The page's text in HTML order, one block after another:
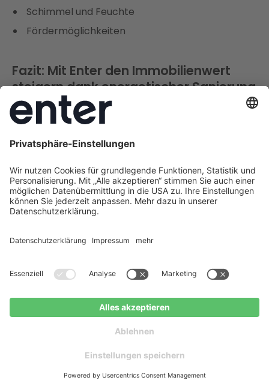
Jetzt kostenlos beraten
Kostenloser
Schimmel und Feuchte
Fördermöglichkeiten
Fazit: Mit Enter den Immobilienwert
steigern dank energetischer Sanierung
Zusammenfassend lässt sich sagen, dass in Zeiten
sinkender Immobilienpreise, insbesondere für
ältere Gebäude, eineenergetische Sanierung
Deutschlands größter Energieberater mit über
37.000 erfolgreichen Projekten – unterstützt Sie
dabei mit einer kostenlosen digitalen Beratung,
einer ganzheitlichen Gebäudeanalyse und der
KfW-Förderung. Durch die Verbesserung der
erhöht, sondern auch der Immobilienwert
nachhaltig gesteigert werden. Das machtEnter
zum idealen Partner für Eigentümer, die in Zeiten
volatiler Preise den Wert ihrer Immobilie optimieren
Jetzt kostenlose digitale Beratung anfragen